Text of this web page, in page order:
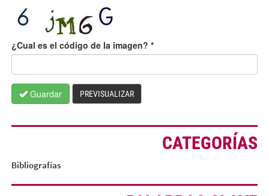
¿Cual es el código de la imagen? *
Guardar PREVISUALIZAR
CATEGORÍAS
Bibliografías